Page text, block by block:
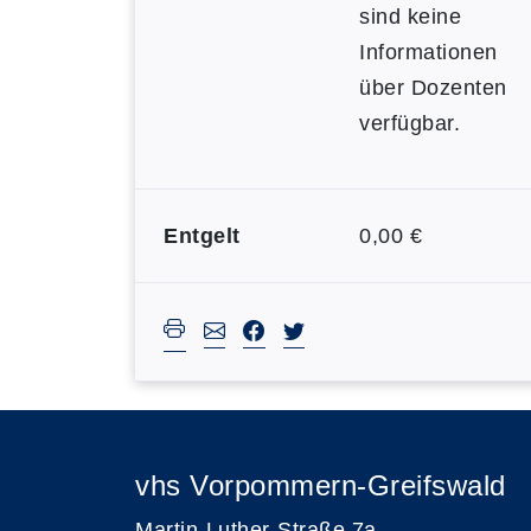
sind keine
Informationen
über Dozenten
verfügbar.
Entgelt 0,00 €
vhs Vorpommern-Greifswald